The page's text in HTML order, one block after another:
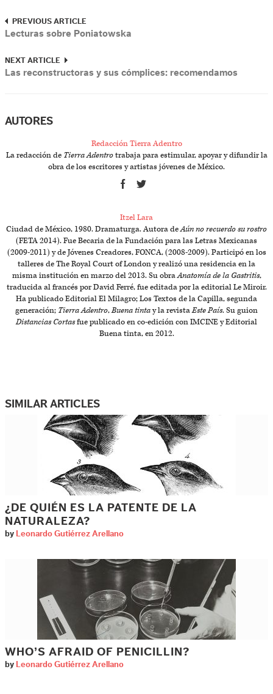
PREVIOUS ARTICLE
Lecturas sobre Poniatowska
NEXT ARTICLE
Las reconstructoras y sus cómplices: recomendamos
AUTORES
Redacción Tierra Adentro
La redacción de Tierra Adentrotrabaja para estimular, apoyar y difundir la
obra de los escritores y artistas jóvenes de México.
Itzel Lara
Ciudad de México, 1980. Dramaturga. Autora deAún no recuerdo su rostro
(FETA 2014). Fue Becaria de la Fundación para las Letras Mexicanas
(2009-2011) y de Jóvenes Creadores, FONCA, (2008-2009). Participó en los
talleres de The Royal Court of London y realizó una residencia en la
misma institución en marzo del 2013. Su obraAnatomía de la Gastritis,
traducida al francés por David Ferré, fue editada por la editorial Le Miroir.
Ha publicado Editorial El Milagro; Los Textos de la Capilla, segunda
generación; Tierra Adentro,Buena tintay la revistaEste País. Su guion
Distancias Cortasfue publicado en co-edición con IMCINE y Editorial
Buena tinta, en 2012.
SIMILAR ARTICLES
¿DE QUIÉN ES LA PATENTE DE LA
NATURALEZA?
by Leonardo Gutiérrez Arellano
WHO’S AFRAID OF PENICILLIN?
by Leonardo Gutiérrez Arellano